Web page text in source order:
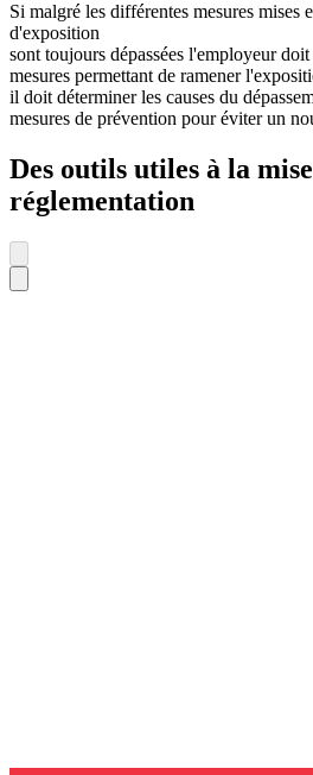
Si malgré les différentes mesures mises
d'exposition
sont toujours dépassées l'employeur
mesures permettant de ramener
il doit déterminer les causes du
mesures de prévention pour éviter un
Des outils utiles à la
réglementation